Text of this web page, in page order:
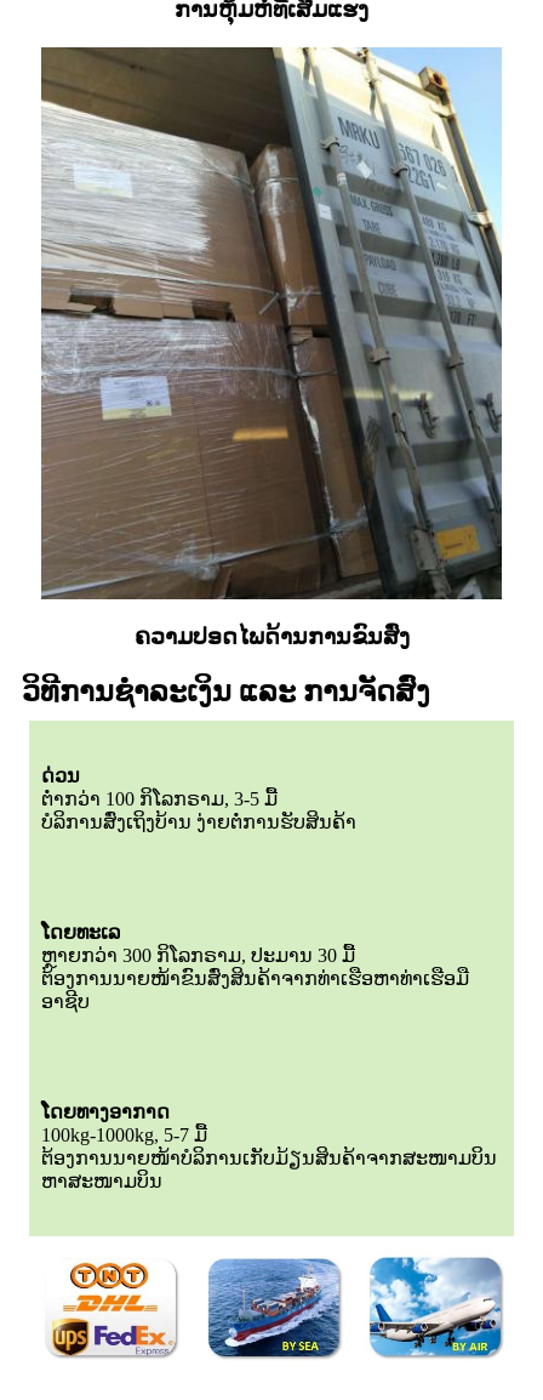
ການຫຸ້ມຫໍ່ທີ່ເສີມແຮງ
ຄວາມປອດໄພດ້ານການຂົນສົ່ງ
ວິທີການຊໍາລະເງິນ ແລະ ການຈັດສົ່ງ
ດ່ວນ
ຕໍ່າກວ່າ 100 ກິໂລກຣາມ, 3-5 ມື້
ບໍລິການສົ່ງເຖິງບ້ານ ງ່າຍຕໍ່ການຮັບສິນຄ້າ
ໂດຍທະເລ
ຫຼາຍກວ່າ 300 ກິໂລກຣາມ, ປະມານ 30 ມື້
ຕ້ອງການນາຍໜ້າຂົນສົ່ງສິນຄ້າຈາກທ່າເຮືອຫາທ່າເຮືອມື
ອາຊີບ
ໂດຍທາງອາກາດ
100kg-1000kg, 5-7 ມື້
ຕ້ອງການນາຍໜ້າບໍລິການເກັບມ້ຽນສິນຄ້າຈາກສະໜາມບິນ
ຫາສະໜາມບິນ